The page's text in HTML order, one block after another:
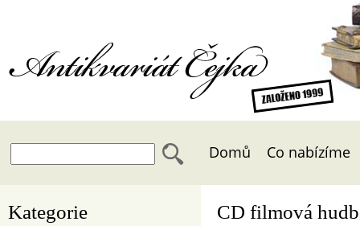
Antikvariát Čejka
Domů Co nabízíme
Kategorie CD filmová